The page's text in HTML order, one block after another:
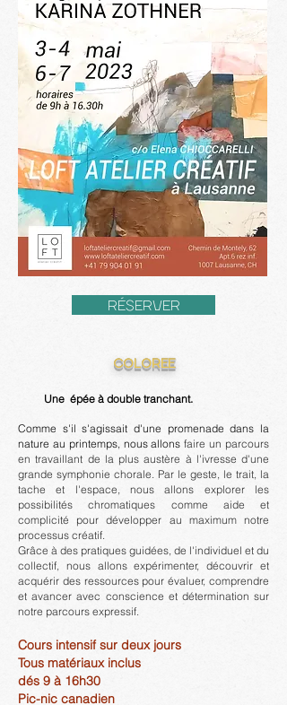
RÉSERVER
COLOREE
Une épée à double tranchant.
Comme s'il s'agissait d'une promenade dans la
nature au printemps, nous allons faire un parcours
en travaillant de la plus austère à l'ivresse d'une
grande symphonie chorale. Par le geste, le trait, la
tache et l'espace, nous allons explorer les
possibilités chromatiques comme aide et
complicité pour développer au maximum notre
processus créatif.
Grâce à des pratiques guidées, de l'individuel et du
collectif, nous allons expérimenter, découvrir et
acquérir des ressources pour évaluer, comprendre
et avancer avec conscience et détermination sur
notre parcours expressif.
Cours intensif sur deux jours
Tous matériaux inclus
dés 9 à 16h30
Pic-nic canadien